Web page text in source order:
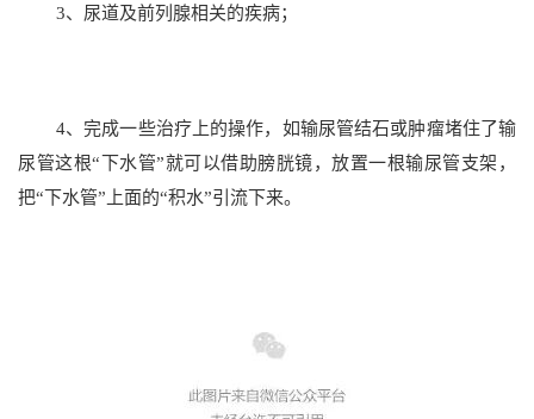
3、尿道及前列腺相关的疾病；
4、完成一些治疗上的操作，如输尿管结石或肿瘤堵住了输
尿管这根“下水管”就可以借助膀胱镜，放置一根输尿管支架，
把“下水管”上面的“积水”引流下来。